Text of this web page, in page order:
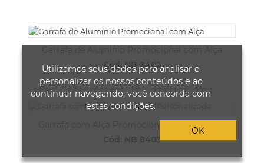
Cód: NB 8402
Garrafa com Alça Promocional Personalizada
Cód: NB 8403
Utilizamos seus dados para analisar e
personalizar os nossos conteúdos e ao
continuar navegando, você concorda com
estas condições.
OK